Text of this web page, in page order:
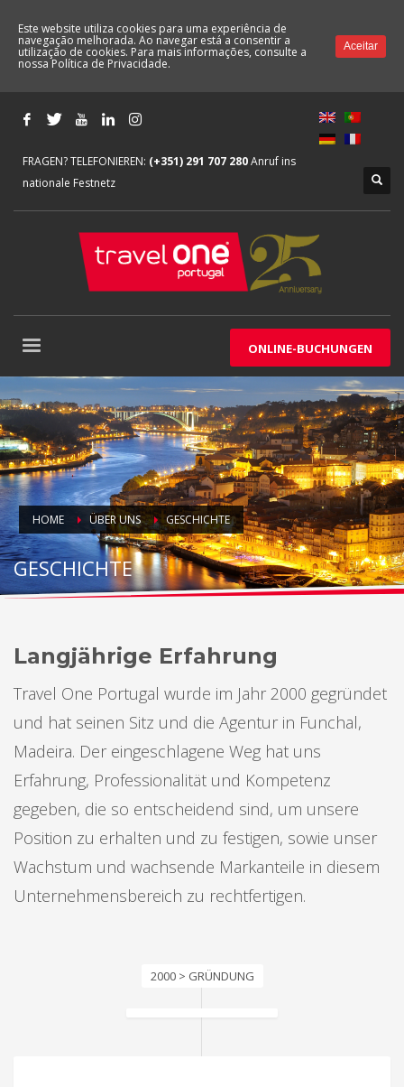
FRAGEN? TELEFONIEREN: (+351) 291 707 280Anruf ins
nationale Festnetz
ONLINE-BUCHUNGEN
HOME ÜBER UNS GESCHICHTE
GESCHICHTE
Langjährige Erfahrung
Travel One Portugal wurde im Jahr 2000 gegründet
und hat seinen Sitz und die Agentur in Funchal,
Madeira. Der eingeschlagene Weg hat uns
Erfahrung, Professionalität und Kompetenz
gegeben, die so entscheidend sind, um unsere
Position zu erhalten und zu festigen, sowie unser
Wachstum und wachsende Markanteile in diesem
Unternehmensbereich zu rechtfertigen.
2000 > GRÜNDUNG
Este website utiliza cookies para uma experiência de
navegação melhorada. Ao navegar está a consentir a
utilização de cookies. Para mais informações, consulte a
nossaPolítica de Privacidade.
Aceitar